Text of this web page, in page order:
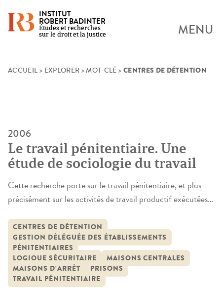
Skip
INSTITUT
ROBERT BADINTER
Études et recherches
sur le droit et la justice
MENU
ACCUEIL > EXPLORER >MOT-CLÉ > CENTRES DE DÉTENTION
2006
Le travail pénitentiaire. Une
étude de sociologie du travail
Cette recherche porte sur le travail pénitentiaire, et plus
précisément sur les activités de travail productif exécutées
étude privilégie un angle d’approche, celui de la sociologie
du travail. Elle s’inscrit en cela dans une tradition qui vise à
analyser les sociétés à travers le travail. Afin de […]
CENTRES DE DÉTENTION
GESTION DÉLÉGUÉE DES ÉTABLISSEMENTS
PÉNITENTIAIRES
LOGIQUE SÉCURITAIRE
MAISONS CENTRALES
MAISONS D'ARRÊT
PRISONS
TRAVAIL PÉNITENTIAIRE